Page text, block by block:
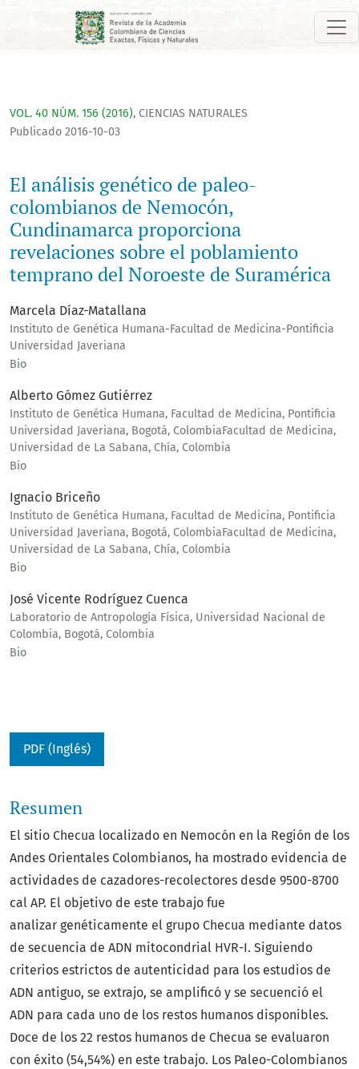
El análisis genético de paleo-colombianos de Nemocón,
VOL. 40 NÚM. 156 (2016), CIENCIAS NATURALES
El análisis genético de paleo-
colombianos de Nemocón,
Cundinamarca proporciona
revelaciones sobre el poblamiento
temprano del Noroeste de Suramérica
Publicado 2016-10-03
Marcela Díaz-Matallana
Instituto de Genética Humana-Facultad de Medicina-Pontificia
Universidad Javeriana
Bio
Alberto Gómez Gutiérrez
Instituto de Genética Humana, Facultad de Medicina, Pontificia
Universidad Javeriana, Bogotá, ColombiaFacultad de Medicina,
Universidad de La Sabana, Chía, Colombia
Bio
Ignacio Briceño
Instituto de Genética Humana, Facultad de Medicina, Pontificia
Universidad Javeriana, Bogotá, ColombiaFacultad de Medicina,
Universidad de La Sabana, Chía, Colombia
Bio
José Vicente Rodríguez Cuenca
Laboratorio de Antropología Física, Universidad Nacional de
Colombia, Bogotá, Colombia
Bio
PDF (Inglés)
Resumen
El sitio Checua localizado en Nemocón en la Región de los
Andes Orientales Colombianos, ha mostrado evidencia de
actividades de cazadores-recolectores desde 9500-8700
cal AP. El objetivo de este trabajo fue
analizar genéticamente el grupo Checua mediante datos
de secuencia de ADN mitocondrial HVR-I. Siguiendo
criterios estrictos de autenticidad para los estudios de
ADN antiguo, se extrajo, se amplificó y se secuenció el
ADN para cada uno de los restos humanos disponibles.
Doce de los 22 restos humanos de Checua se evaluaron
con éxito (54,54%) en este trabajo. Los Paleo-Colombianos